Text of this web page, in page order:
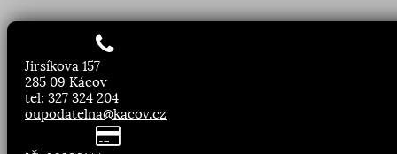
Jirsíkova 157
285 09 Kácov
tel: 327 324 204
oupodatelna@kacov.cz